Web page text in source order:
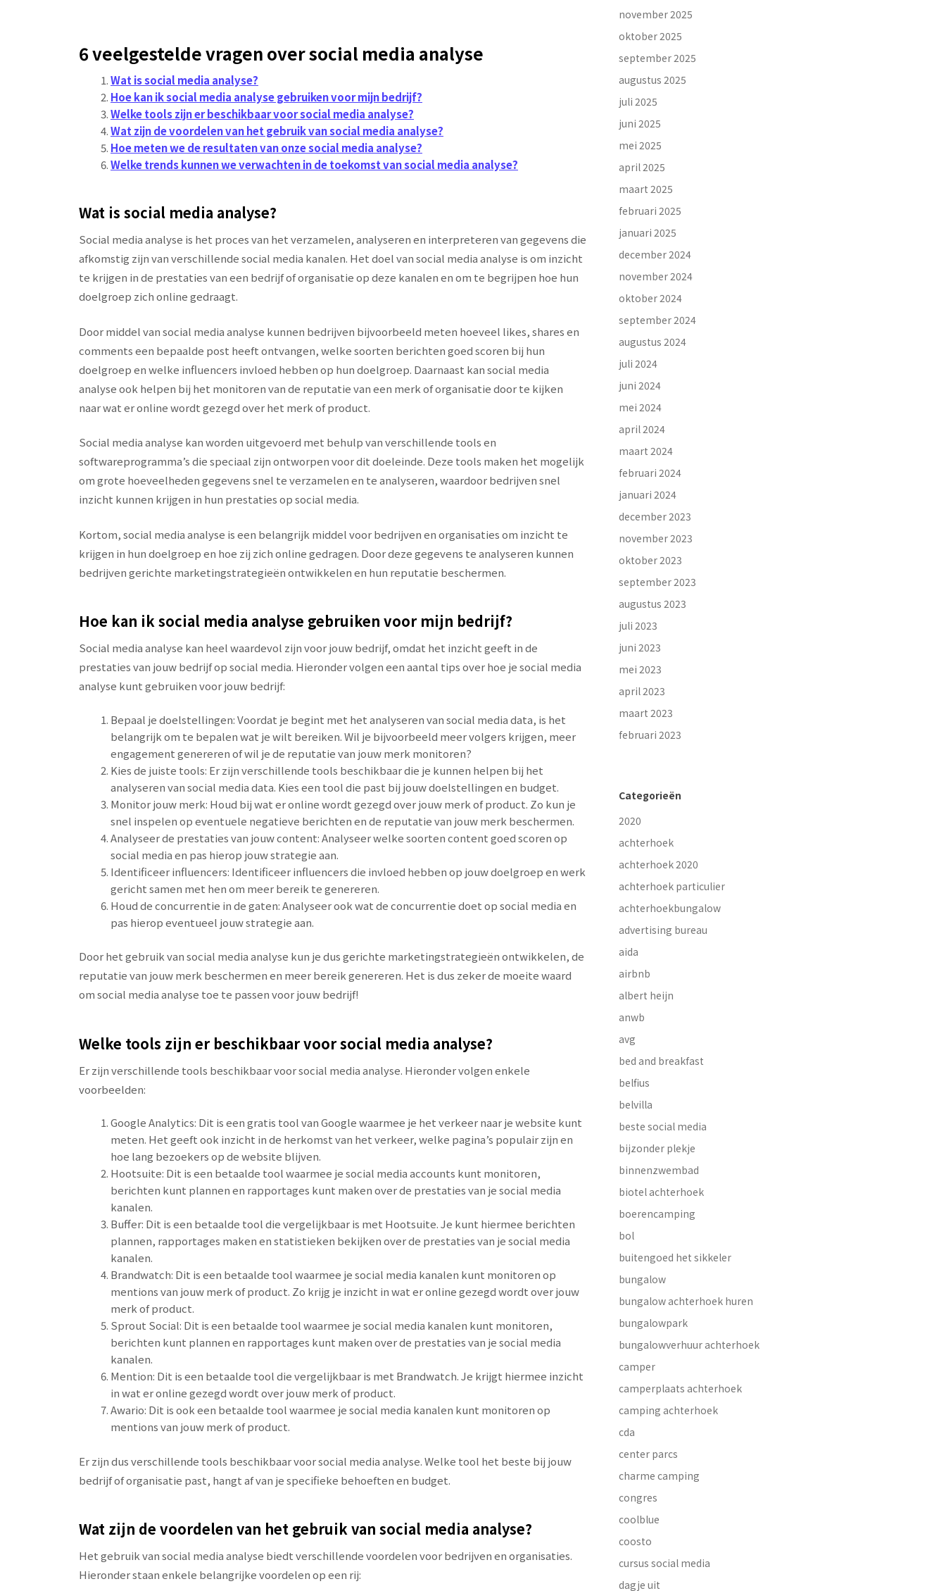
6 veelgestelde vragen over social media analyse
Wat is social media analyse?
Hoe kan ik social media analyse gebruiken voor mijn bedrijf?
Welke tools zijn er beschikbaar voor social media analyse?
Wat zijn de voordelen van het gebruik van social media analyse?
Hoe meten we de resultaten van onze social media analyse?
Welke trends kunnen we verwachten in de toekomst van social media analyse?
Wat is social media analyse?
Social media analyse is het proces van het verzamelen, analyseren en interpreteren van gegevens die
afkomstig zijn van verschillende social media kanalen. Het doel van social media analyse is om inzicht
te krijgen in de prestaties van een bedrijf of organisatie op deze kanalen en om te begrijpen hoe hun
doelgroep zich online gedraagt.
Door middel van social media analyse kunnen bedrijven bijvoorbeeld meten hoeveel likes, shares en
comments een bepaalde post heeft ontvangen, welke soorten berichten goed scoren bij hun
doelgroep en welke influencers invloed hebben op hun doelgroep. Daarnaast kan social media
analyse ook helpen bij het monitoren van de reputatie van een merk of organisatie door te kijken
naar wat er online wordt gezegd over het merk of product.
Social media analyse kan worden uitgevoerd met behulp van verschillende tools en
softwareprogramma’s die speciaal zijn ontworpen voor dit doeleinde. Deze tools maken het mogelijk
om grote hoeveelheden gegevens snel te verzamelen en te analyseren, waardoor bedrijven snel
inzicht kunnen krijgen in hun prestaties op social media.
Kortom, social media analyse is een belangrijk middel voor bedrijven en organisaties om inzicht te
krijgen in hun doelgroep en hoe zij zich online gedragen. Door deze gegevens te analyseren kunnen
bedrijven gerichte marketingstrategieën ontwikkelen en hun reputatie beschermen.
Hoe kan ik social media analyse gebruiken voor mijn bedrijf?
Social media analyse kan heel waardevol zijn voor jouw bedrijf, omdat het inzicht geeft in de
prestaties van jouw bedrijf op social media. Hieronder volgen een aantal tips over hoe je social media
analyse kunt gebruiken voor jouw bedrijf:
Bepaal je doelstellingen: Voordat je begint met het analyseren van social media data, is het
belangrijk om te bepalen wat je wilt bereiken. Wil je bijvoorbeeld meer volgers krijgen, meer
engagement genereren of wil je de reputatie van jouw merk monitoren?
Kies de juiste tools: Er zijn verschillende tools beschikbaar die je kunnen helpen bij het
analyseren van social media data. Kies een tool die past bij jouw doelstellingen en budget.
Monitor jouw merk: Houd bij wat er online wordt gezegd over jouw merk of product. Zo kun je
snel inspelen op eventuele negatieve berichten en de reputatie van jouw merk beschermen.
Analyseer de prestaties van jouw content: Analyseer welke soorten content goed scoren op
social media en pas hierop jouw strategie aan.
Identificeer influencers: Identificeer influencers die invloed hebben op jouw doelgroep en werk
gericht samen met hen om meer bereik te genereren.
Houd de concurrentie in de gaten: Analyseer ook wat de concurrentie doet op social media en
pas hierop eventueel jouw strategie aan.
Door het gebruik van social media analyse kun je dus gerichte marketingstrategieën ontwikkelen, de
reputatie van jouw merk beschermen en meer bereik genereren. Het is dus zeker de moeite waard
om social media analyse toe te passen voor jouw bedrijf!
Welke tools zijn er beschikbaar voor social media analyse?
Er zijn verschillende tools beschikbaar voor social media analyse. Hieronder volgen enkele
voorbeelden:
Google Analytics: Dit is een gratis tool van Google waarmee je het verkeer naar je website kunt
meten. Het geeft ook inzicht in de herkomst van het verkeer, welke pagina’s populair zijn en
hoe lang bezoekers op de website blijven.
Hootsuite: Dit is een betaalde tool waarmee je social media accounts kunt monitoren,
berichten kunt plannen en rapportages kunt maken over de prestaties van je social media
kanalen.
Buffer: Dit is een betaalde tool die vergelijkbaar is met Hootsuite. Je kunt hiermee berichten
plannen, rapportages maken en statistieken bekijken over de prestaties van je social media
kanalen.
Brandwatch: Dit is een betaalde tool waarmee je social media kanalen kunt monitoren op
mentions van jouw merk of product. Zo krijg je inzicht in wat er online gezegd wordt over jouw
merk of product.
Sprout Social: Dit is een betaalde tool waarmee je social media kanalen kunt monitoren,
berichten kunt plannen en rapportages kunt maken over de prestaties van je social media
kanalen.
Mention: Dit is een betaalde tool die vergelijkbaar is met Brandwatch. Je krijgt hiermee inzicht
in wat er online gezegd wordt over jouw merk of product.
Awario: Dit is ook een betaalde tool waarmee je social media kanalen kunt monitoren op
mentions van jouw merk of product.
Er zijn dus verschillende tools beschikbaar voor social media analyse. Welke tool het beste bij jouw
bedrijf of organisatie past, hangt af van je specifieke behoeften en budget.
Wat zijn de voordelen van het gebruik van social media analyse?
Het gebruik van social media analyse biedt verschillende voordelen voor bedrijven en organisaties.
Hieronder staan enkele belangrijke voordelen op een rij:
november 2025
oktober 2025
september 2025
augustus 2025
juli 2025
juni 2025
mei 2025
april 2025
maart 2025
februari 2025
januari 2025
december 2024
november 2024
oktober 2024
september 2024
augustus 2024
juli 2024
juni 2024
mei 2024
april 2024
maart 2024
februari 2024
januari 2024
december 2023
november 2023
oktober 2023
september 2023
augustus 2023
juli 2023
juni 2023
mei 2023
april 2023
maart 2023
februari 2023
Categorieën
2020
achterhoek
achterhoek 2020
achterhoek particulier
achterhoekbungalow
advertising bureau
aida
airbnb
albert heijn
anwb
avg
bed and breakfast
belfius
belvilla
beste social media
bijzonder plekje
binnenzwembad
biotel achterhoek
boerencamping
bol
buitengoed het sikkeler
bungalow
bungalow achterhoek huren
bungalowpark
bungalowverhuur achterhoek
camper
camperplaats achterhoek
camping achterhoek
cda
center parcs
charme camping
congres
coolblue
coosto
cursus social media
dagje uit